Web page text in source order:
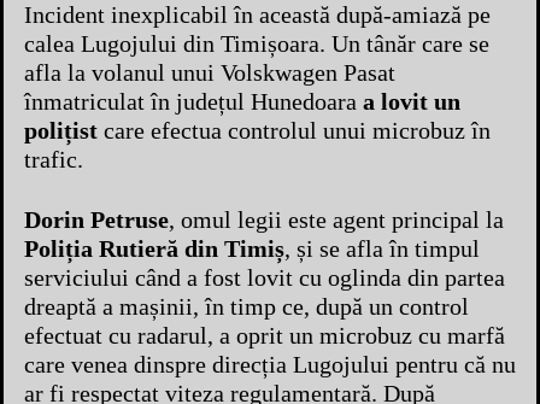
Incident inexplicabil în această după-amiază pe
calea Lugojului din Timișoara. Un tânăr care se
afla la volanul unui Volskwagen Pasat
înmatriculat în județul Hunedoara a lovit un
polițist care efectua controlul unui microbuz în
trafic.
Dorin Petruse, omul legii este agent principal la
Poliția Rutieră din Timiș, și se afla în timpul
serviciului când a fost lovit cu oglinda din partea
dreaptă a mașinii, în timp ce, după un control
efectuat cu radarul, a oprit un microbuz cu marfă
care venea dinspre direcția Lugojului pentru că nu
ar fi respectat viteza regulamentară. După